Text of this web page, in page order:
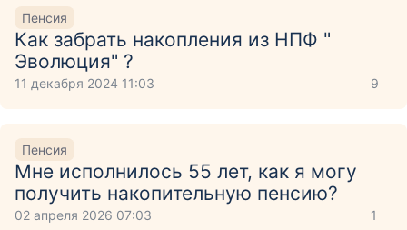
Пенсия
Как забрать накопления из НПФ "
Эволюция" ?
11 декабря 2024 11:03 9
Пенсия
Мне исполнилось 55 лет, как я могу
получить накопительную пенсию?
02 апреля 2026 07:03 1